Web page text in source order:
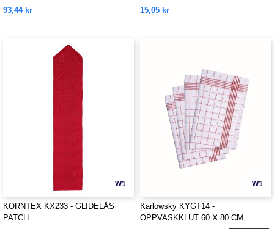
SIKKERHETSVEST "LARISA"
93,44 kr 15,05 kr
W1
KORNTEX KX233 - GLIDELÅS
PATCH
W1
Karlowsky KYGT14 -
OPPVASKKLUT 60 X 80 CM